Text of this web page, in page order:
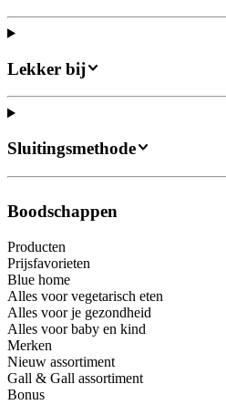
Lekker bij
Sluitingsmethode
Boodschappen
Producten
Prijsfavorieten
Blue home
Alles voor vegetarisch eten
Alles voor je gezondheid
Alles voor baby en kind
Merken
Nieuw assortiment
Gall & Gall assortiment
Bonus